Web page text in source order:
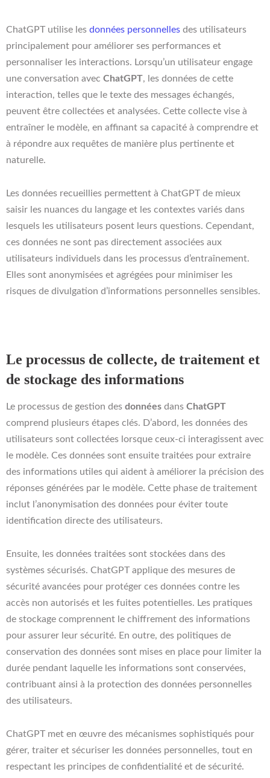
ChatGPT utilise les données personnelles des utilisateurs
principalement pour améliorer ses performances et
personnaliser les interactions. Lorsqu’un utilisateur engage
une conversation avec ChatGPT, les données de cette
interaction, telles que le texte des messages échangés,
peuvent être collectées et analysées. Cette collecte vise à
entraîner le modèle, en affinant sa capacité à comprendre et
à répondre aux requêtes de manière plus pertinente et
naturelle.
Les données recueillies permettent à ChatGPT de mieux
saisir les nuances du langage et les contextes variés dans
lesquels les utilisateurs posent leurs questions. Cependant,
ces données ne sont pas directement associées aux
utilisateurs individuels dans les processus d’entraînement.
Elles sont anonymisées et agrégées pour minimiser les
risques de divulgation d’informations personnelles sensibles.
Le processus de collecte, de traitement et
de stockage des informations
Le processus de gestion des données dans ChatGPT
comprend plusieurs étapes clés. D’abord, les données des
utilisateurs sont collectées lorsque ceux-ci interagissent avec
le modèle. Ces données sont ensuite traitées pour extraire
des informations utiles qui aident à améliorer la précision des
réponses générées par le modèle. Cette phase de traitement
inclut l’anonymisation des données pour éviter toute
identification directe des utilisateurs.
Ensuite, les données traitées sont stockées dans des
systèmes sécurisés. ChatGPT applique des mesures de
sécurité avancées pour protéger ces données contre les
accès non autorisés et les fuites potentielles. Les pratiques
de stockage comprennent le chiffrement des informations
pour assurer leur sécurité. En outre, des politiques de
conservation des données sont mises en place pour limiter la
durée pendant laquelle les informations sont conservées,
contribuant ainsi à la protection des données personnelles
des utilisateurs.
ChatGPT met en œuvre des mécanismes sophistiqués pour
gérer, traiter et sécuriser les données personnelles, tout en
respectant les principes de confidentialité et de sécurité.